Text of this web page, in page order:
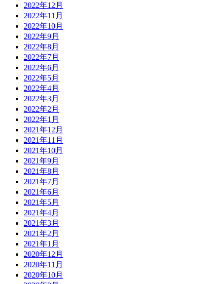
2022年12月
2022年11月
2022年10月
2022年9月
2022年8月
2022年7月
2022年6月
2022年5月
2022年4月
2022年3月
2022年2月
2022年1月
2021年12月
2021年11月
2021年10月
2021年9月
2021年8月
2021年7月
2021年6月
2021年5月
2021年4月
2021年3月
2021年2月
2021年1月
2020年12月
2020年11月
2020年10月